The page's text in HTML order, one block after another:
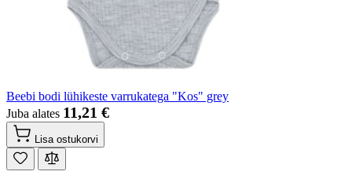
Beebi bodi lühikeste varrukatega "Kos" grey
Juba alates 11,21 €
Lisa ostukorvi